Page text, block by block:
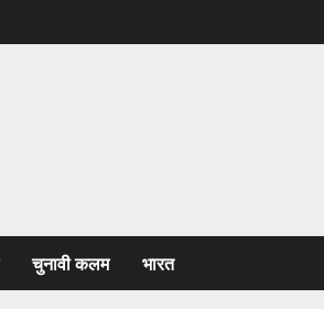
चुनावी कलम भारत